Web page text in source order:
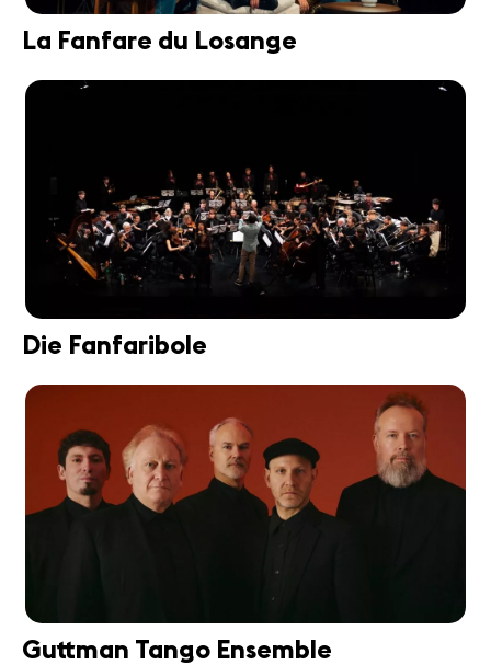
La Fanfare du Losange
Die Fanfaribole
Guttman Tango Ensemble